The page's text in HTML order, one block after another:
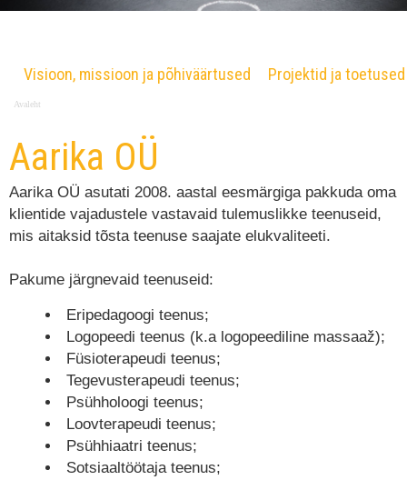
Visioon, missioon ja põhiväärtused Projektid ja toetused
Avaleht
Aarika OÜ
Aarika OÜ asutati 2008. aastal eesmärgiga pakkuda oma
klientide vajadustele vastavaid tulemuslikke teenuseid,
mis aitaksid tõsta teenuse saajate elukvaliteeti.
Pakume järgnevaid teenuseid:
Eripedagoogi teenus;
Logopeedi teenus (k.a logopeediline massaaž);
Füsioterapeudi teenus;
Tegevusterapeudi teenus;
Psühholoogi teenus;
Loovterapeudi teenus;
Psühhiaatri teenus;
Sotsiaaltöötaja teenus;